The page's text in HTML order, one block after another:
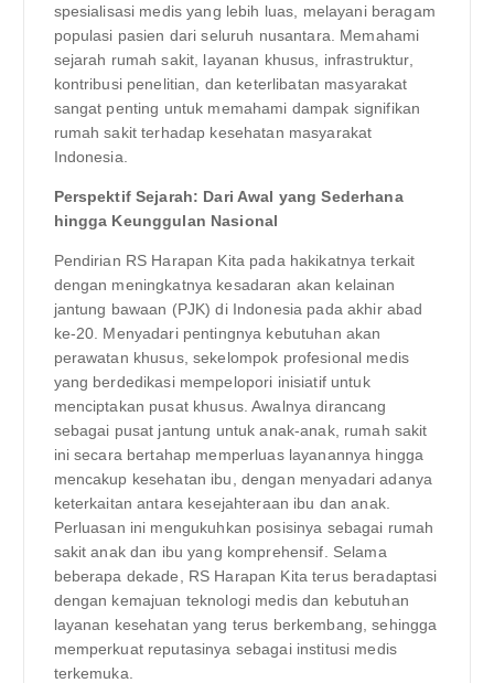
spesialisasi medis yang lebih luas, melayani beragam
populasi pasien dari seluruh nusantara. Memahami
sejarah rumah sakit, layanan khusus, infrastruktur,
kontribusi penelitian, dan keterlibatan masyarakat
sangat penting untuk memahami dampak signifikan
rumah sakit terhadap kesehatan masyarakat
Indonesia.
Perspektif Sejarah: Dari Awal yang Sederhana
hingga Keunggulan Nasional
Pendirian RS Harapan Kita pada hakikatnya terkait
dengan meningkatnya kesadaran akan kelainan
jantung bawaan (PJK) di Indonesia pada akhir abad
ke-20. Menyadari pentingnya kebutuhan akan
perawatan khusus, sekelompok profesional medis
yang berdedikasi mempelopori inisiatif untuk
menciptakan pusat khusus. Awalnya dirancang
sebagai pusat jantung untuk anak-anak, rumah sakit
ini secara bertahap memperluas layanannya hingga
mencakup kesehatan ibu, dengan menyadari adanya
keterkaitan antara kesejahteraan ibu dan anak.
Perluasan ini mengukuhkan posisinya sebagai rumah
sakit anak dan ibu yang komprehensif. Selama
beberapa dekade, RS Harapan Kita terus beradaptasi
dengan kemajuan teknologi medis dan kebutuhan
layanan kesehatan yang terus berkembang, sehingga
memperkuat reputasinya sebagai institusi medis
terkemuka.